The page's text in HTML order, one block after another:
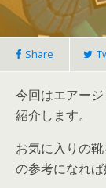
Share
今回はエアー
紹介します。
お気に入りの
の参考になれば